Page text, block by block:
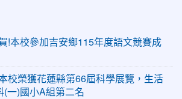
!本校參加吉安鄉115年度語文競賽成
校榮獲花蓮縣第66屆科學展覽，生活
(一)國小A組第二名